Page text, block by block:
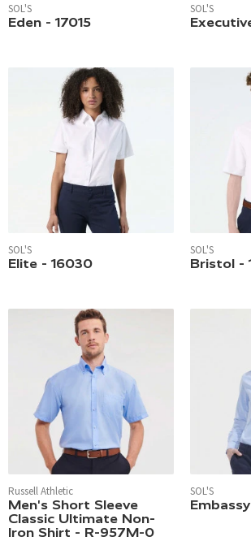
SOL'S
Eden - 17015
SOL'S
SOL'S
Elite - 16030
SOL'S
Bristol -
Russell Athletic
Men's Short Sleeve
Classic Ultimate Non-
Iron Shirt - R-957M-0
SOL'S